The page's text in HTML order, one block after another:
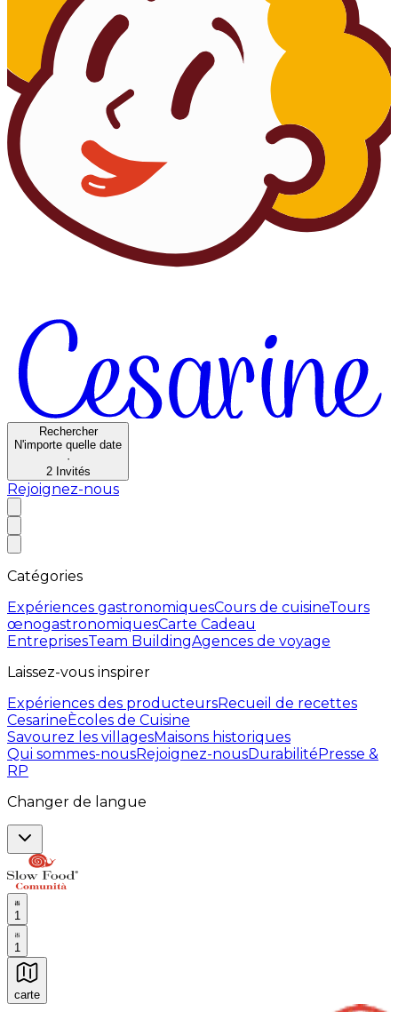
Rechercher
N'importe quelle date
·
2 Invités
Rejoignez-nous
Catégories
Expériences gastronomiquesCours de cuisineTours
œnogastronomiquesCarte Cadeau
EntreprisesTeam BuildingAgences de voyage
Laissez-vous inspirer
Expériences des producteursRecueil de recettes
CesarineÈcoles de Cuisine
Savourez les villagesMaisons historiques
Qui sommes-nousRejoignez-nousDurabilitéPresse &
RP
Changer de langue
1
1
carte